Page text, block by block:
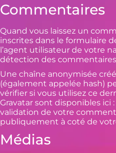
Commentaires
Quand vous laissez un
inscrites dans le formulaire
l’agent utilisateur de votre
détection des
Une chaîne anonymisée
(également appelée hash)
vérifier si vous utilisez ce
Gravatar sont disponibles ici
validation de votre
publiquement à coté de
Médias